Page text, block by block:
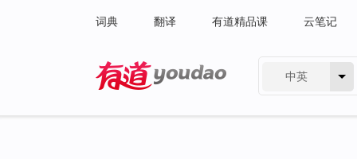
词典 翻译 有道精品课 云笔记
中英